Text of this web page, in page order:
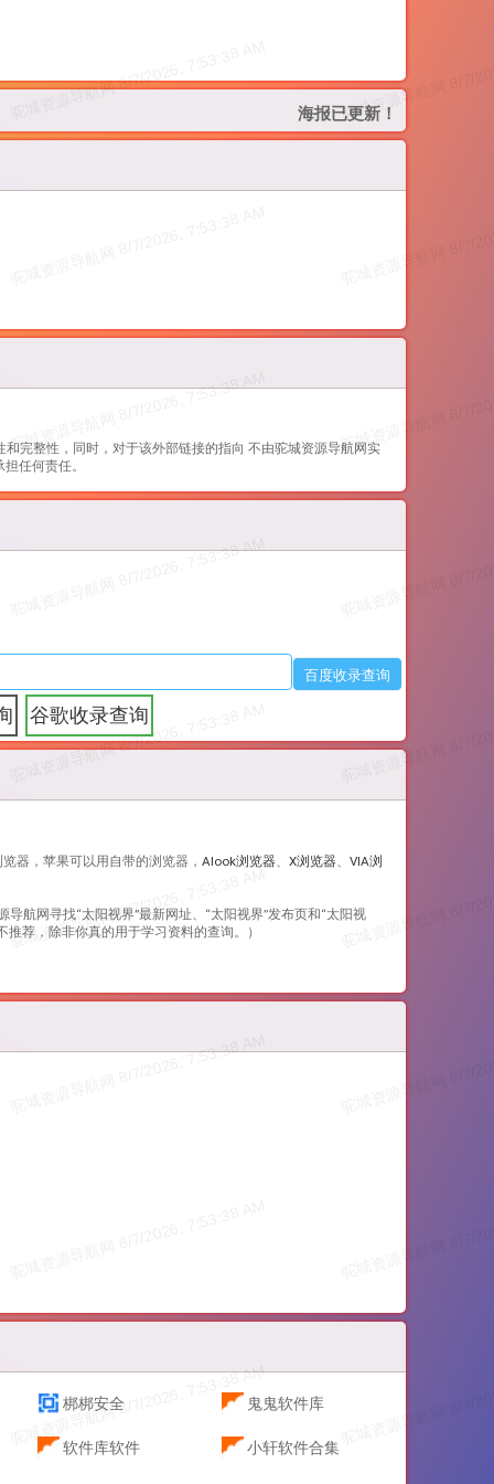
海报已更新！
完整性，同时，对于该外部链接的指向 不由驼城资源导航网实
任何责任。
谷歌收录查询
器，苹果可以用自带的浏览器， Alook浏览器、 X浏览器、 VIA浏
导航网寻找“太阳视界”最新网址、“太阳视界”发布页和“太阳视
荐，除非你真的用于学习资料的查询。）
梆梆安全 鬼鬼软件库
软件库软件 小轩软件合集